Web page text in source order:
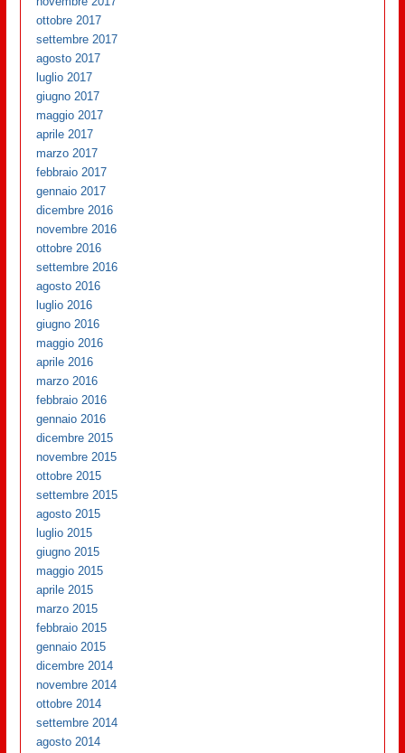
ottobre 2017
settembre 2017
agosto 2017
luglio 2017
giugno 2017
maggio 2017
aprile 2017
marzo 2017
febbraio 2017
gennaio 2017
dicembre 2016
novembre 2016
ottobre 2016
settembre 2016
agosto 2016
luglio 2016
giugno 2016
maggio 2016
aprile 2016
marzo 2016
febbraio 2016
gennaio 2016
dicembre 2015
novembre 2015
ottobre 2015
settembre 2015
agosto 2015
luglio 2015
giugno 2015
maggio 2015
aprile 2015
marzo 2015
febbraio 2015
gennaio 2015
dicembre 2014
novembre 2014
ottobre 2014
settembre 2014
agosto 2014